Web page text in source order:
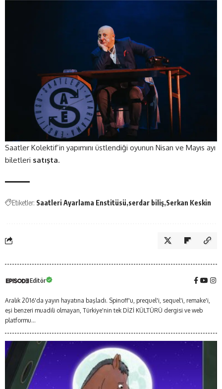
Saatler Kolektif’in yapımını üstlendiği oyunun Nisan ve Mayıs ayı
biletleri satışta.
Etiketler: Saatleri Ayarlama Enstitüsü serdar biliş Serkan Keskin
Editör
Aralık 2016'da yayın hayatına başladı. Spinoff'u, prequel'i, sequel'i, remake'i,
eşi benzeri muadili olmayan, Türkiye'nin tek DİZİ KÜLTÜRÜ dergisi ve web
platformu...